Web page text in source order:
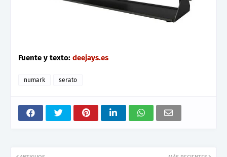
Fuente y texto: deejays.es
numark serato